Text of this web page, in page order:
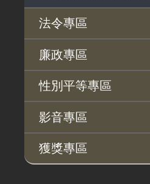
法令專區
法令查詢
解釋性規定及裁量基準
法令英譯徵集意見專區
訴願文件下載
相關實務判解
相關網站資源
廉政專區
揭弊者保護專區
廉政訊息
利益衝突迴避園地
公務員廉政倫理規範
公職人員財產申報園地
廉政檢舉管道
桃地計畫廉政平臺專網
桃地計畫
廉政平臺
啟動儀式及交流座談
性別平等專區
性別平等工作小組
宣傳事項
性別平等推動計畫
性別平等統計分析
性別平等影響評估
性騷擾防治
相關網站
影音專區
獲獎專區